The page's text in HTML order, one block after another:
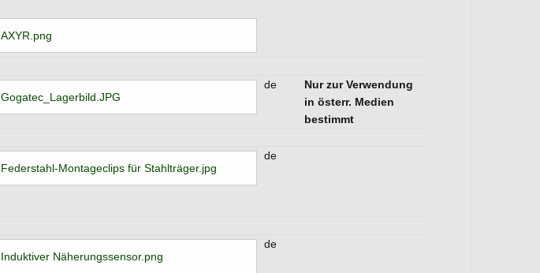
AXYR.png
Gogatec_Lagerbild.JPG
de
Nur zur Verwendung
in österr. Medien
bestimmt
Federstahl-Montageclips für Stahlträger.jpg
de
Induktiver Näherungssensor.png
de